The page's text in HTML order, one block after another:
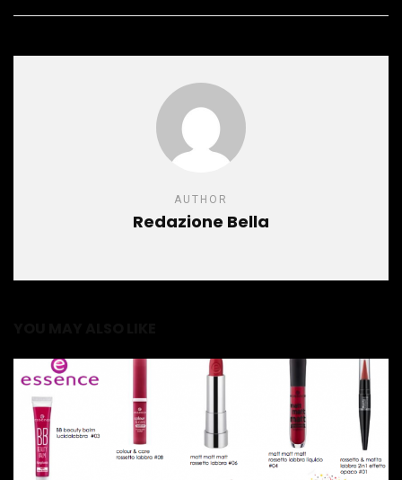
AUTHOR
Redazione Bella